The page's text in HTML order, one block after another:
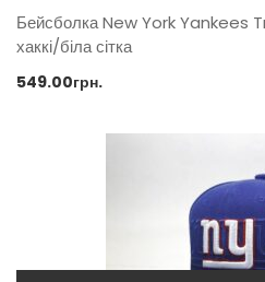
Бейсболка New York Yankees
хаккі/біла сітка
549.00грн.